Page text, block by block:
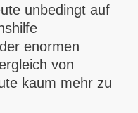
unbedingt auf
enormen
von
kaum mehr zu